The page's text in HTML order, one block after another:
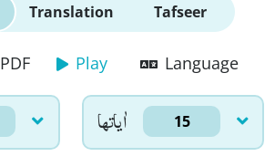
Translation Tafseer
PDF Play Language
اٰياتها 15